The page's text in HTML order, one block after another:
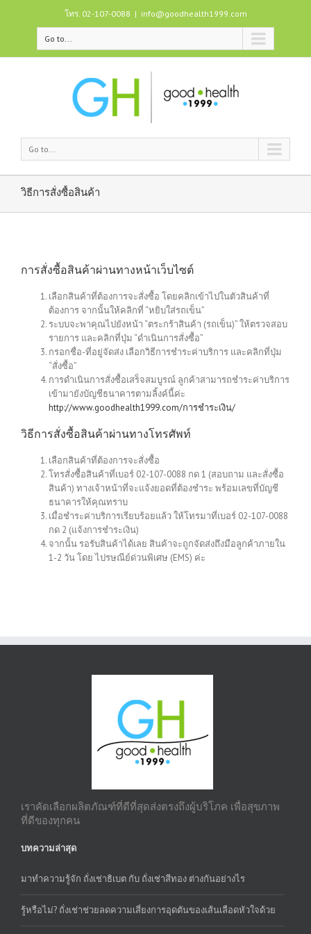
โทร. 02-107-0088 | info@goodhealth1999.com
Go to...
Go to...
วิธีการสั่งซื้อสินค้า
การสั่งซื้อสินค้าผ่านทางหน้าเว็บไซต์
เลือกสินค้าที่ต้องการจะสั่งซื้อ โดยคลิกเข้าไปในตัวสินค้าที่
ต้องการ จากนั้นให้คลิกที่ “หยิบใส่รถเข็น”
ระบบจะพาคุณไปยังหน้า “ตระกร้าสินค้า (รถเข็น)” ให้ตรวจสอบ
รายการ และคลิกที่ปุ่ม “ดำเนินการสั่งซื้อ”
กรอกชื่อ-ที่อยู่จัดส่ง เลือกวิธีการชำระค่าบริการ และคลิกที่ปุ่ม
“สั่งซื้อ”
การดำเนินการสั่งซื้อเสร็จสมบูรณ์ ลูกค้าสามารถชำระค่าบริการ
เข้ามายังบัญชีธนาคารตามลิ้งค์นี้ค่ะ
http://www.goodhealth1999.com/การชำระเงิน/
วิธีการสั่งซื้อสินค้าผ่านทางโทรศัพท์
เลือกสินค้าที่ต้องการจะสั่งซื้อ
โทรสั่งซื้อสินค้าที่เบอร์ 02-107-0088 กด 1 (สอบถาม และสั่งซื้อ
สินค้า) ทางเจ้าหน้าที่จะแจ้งยอดที่ต้องชำระ พร้อมเลขที่บัญชี
ธนาคารให้คุณทราบ
เมื่อชำระค่าบริการเรียบร้อยแล้ว ให้โทรมาที่เบอร์ 02-107-0088
กด 2 (แจ้งการชำระเงิน)
จากนั้น รอรับสินค้าได้เลย สินค้าจะถูกจัดส่งถึงมือลูกค้าภายใน
1-2 วัน โดย ไปรษณีย์ด่วนพิเศษ (EMS) ค่ะ
เราคัดเลือกผลิตภัณฑ์ที่ดีที่สุดส่งตรงถึงผู้บริโภค เพื่อสุขภาพ
ที่ดีของทุกคน
บทความล่าสุด
มาทำความรู้จัก ถั่งเช่าธิเบต กับ ถั่งเช่าสีทอง ต่างกันอย่างไร
รู้หรือไม่? ถั่งเช่าช่วยลดความเสี่ยงการอุดตันของเส้นเลือดหัวใจด้วย